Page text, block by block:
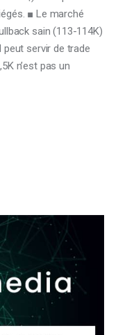
■ Le marché
sain (113-114K)
peut servir de trade
n’est pas un